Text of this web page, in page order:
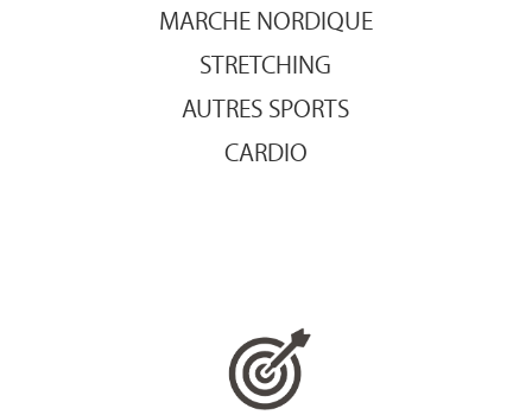
MARCHE NORDIQUE
STRETCHING
AUTRES SPORTS
CARDIO